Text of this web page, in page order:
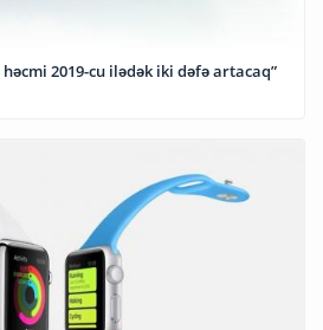
2019-cu ilədək iki dəfə artacaq”